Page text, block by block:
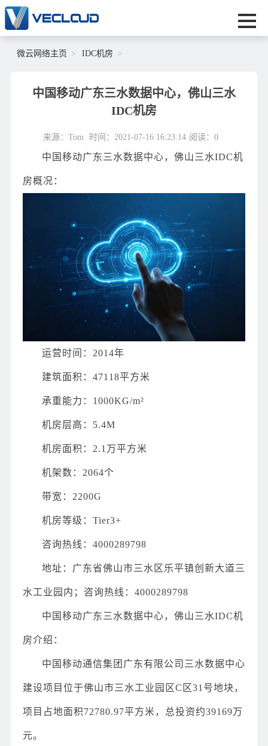
微云网络主页 IDC机房
中国移动广东三水数据中心，佛山三水
IDC机房
来源：Tom 时间：2021-07-16 16:23:14 阅读：0
中国移动广东三水数据中心，佛山三水IDC机
房概况：
运营时间：2014年
建筑面积：47118平方米
承重能力：1000KG/m²
机房层高：5.4M
机房面积：2.1万平方米
机架数：2064个
带宽：2200G
机房等级：Tier3+
咨询热线：4000289798
地址：广东省佛山市三水区乐平镇创新大道三
水工业园内； 咨询热线：4000289798
中国移动广东三水数据中心，佛山三水IDC机
房介绍：
中国移动通信集团广东有限公司三水数据中心
建设项目位于佛山市三水工业园区C区31号地块，
项目占地面积72780.97平方米，总投资约39169万
元。